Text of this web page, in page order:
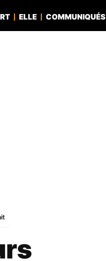
ELLE COMMUNIQUÉS